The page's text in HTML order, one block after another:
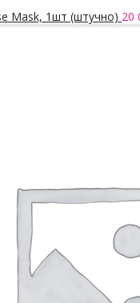
Mask, 1шт (штучно) 20